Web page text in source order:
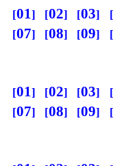
01 02 03
07
08 09
01 02 03
07
08 09